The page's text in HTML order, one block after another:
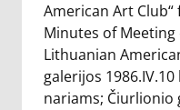
American Art Club“
Minutes of
Lithuanian
galerijos
nariams; Čiurlionio